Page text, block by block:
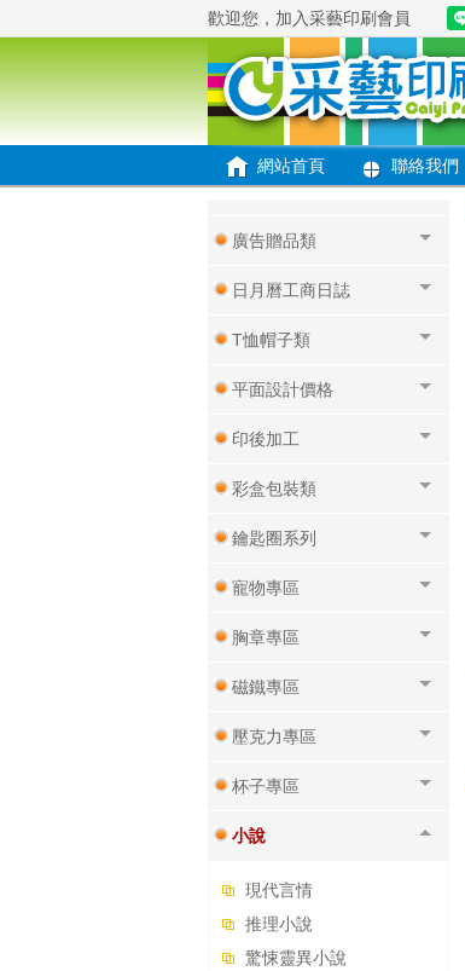
歡迎您，加入采藝印刷會員
網站首頁 聯絡我們
便條紙便利貼
文創商品類
大圖輸出/旗幟
餐飲周邊
廣告贈品類
日月曆工商日誌
T恤帽子類
平面設計價格
印後加工
彩盒包裝類
鑰匙圈系列
寵物專區
胸章專區
磁鐵專區
壓克力專區
杯子專區
小說
現代言情
推理小說
驚悚靈異小說